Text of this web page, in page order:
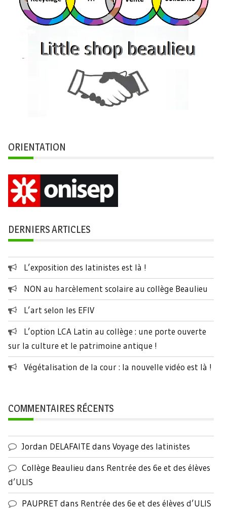
ORIENTATION
DERNIERS ARTICLES
L’exposition des latinistes est là !
NON au harcèlement scolaire au collège Beaulieu
L’art selon les EFIV
L’option LCA Latin au collège : une porte ouverte
sur la culture et le patrimoine antique !
Végétalisation de la cour : la nouvelle vidéo est là !
COMMENTAIRES RÉCENTS
Jordan DELAFAITEdans Voyage des latinistes
Collège Beaulieu dans Rentrée des 6e et des élèves
d’ULIS
PAUPRET dans Rentrée des 6e et des élèves d’ULIS